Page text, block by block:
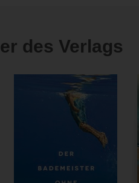
des Verlags